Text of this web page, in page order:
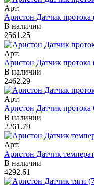
Арт:
Аристон Датчик протока
В наличии
2561.25
Арт:
Аристон Датчик
В наличии
2462.29
Арт:
Аристон Датчик протока
В наличии
2261.79
Арт:
Аристон Датчик
В наличии
4292.61